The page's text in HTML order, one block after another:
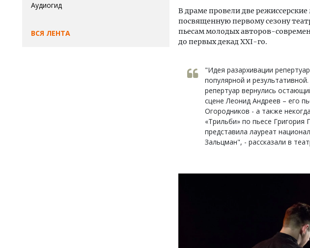
Аудиогид
ВСЯ ЛЕНТА
В драме провели две
посвященную первому сезону
пьесам молодых авторов-
до первых декад XXI-го.
"Идея разархивации
популярной и
репертуар вернулись
сцене Леонид Андреев – его
Огородников - а также
«Трильби» по пьесе
представила лауреат
Зальцман", - рассказали в